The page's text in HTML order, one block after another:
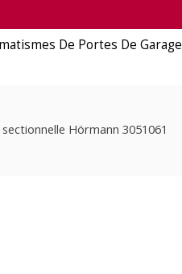
De Portes De Garage
Hörmann 3051061